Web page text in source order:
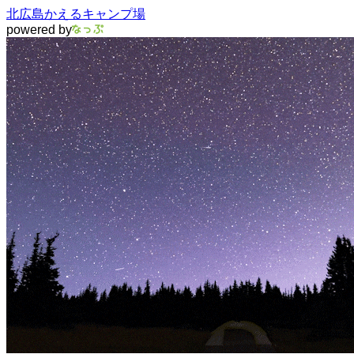
北広島かえるキャンプ場
powered by